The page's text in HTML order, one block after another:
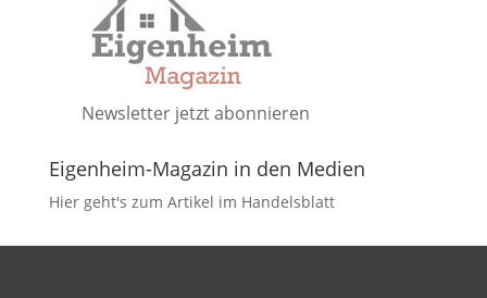
Newsletter jetzt abonnieren
Eigenheim-Magazin in den Medien
Hier geht's zum Artikel im Handelsblatt
DATENSCHUTZ